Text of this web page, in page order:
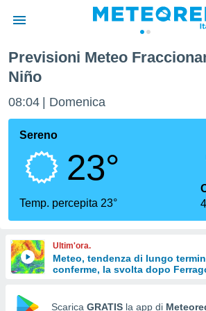
di
per
di
Web
le
Previsioni Meteo
Niño
08:04 Domenica
Sereno
23°
Temp. percepita 23°
4
Ultim'ora.
Meteo, tendenza di lungo
conferme, la svolta dopo
Scarica GRATIS la app di